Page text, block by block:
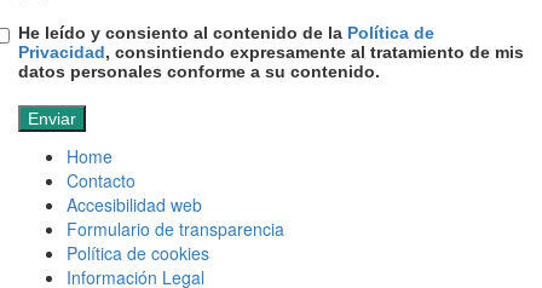
He leído y consiento al contenido de la Política de
Privacidad, consintiendo expresamente al tratamiento de mis
datos personales conforme a su contenido.
Home
Contacto
Accesibilidad web
Formulario de transparencia
Política de cookies
Información Legal